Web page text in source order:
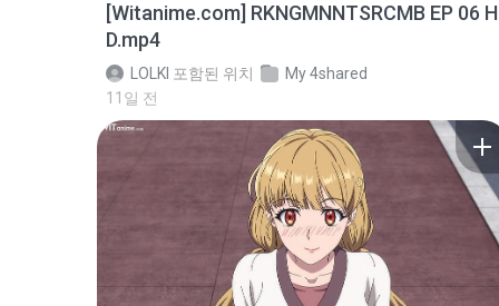
[Witanime.com] RKNGMNNTSRCMB EP 06 H
D.mp4
LOLKI 포함된 위치
My 4shared
11일 전